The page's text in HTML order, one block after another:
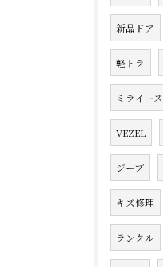
新品ドア
軽トラ
ミライース
VEZEL
ジープ
キズ修理
ランクル